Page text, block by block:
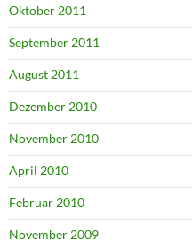
Oktober 2011
September 2011
August 2011
Dezember 2010
November 2010
April 2010
Februar 2010
November 2009